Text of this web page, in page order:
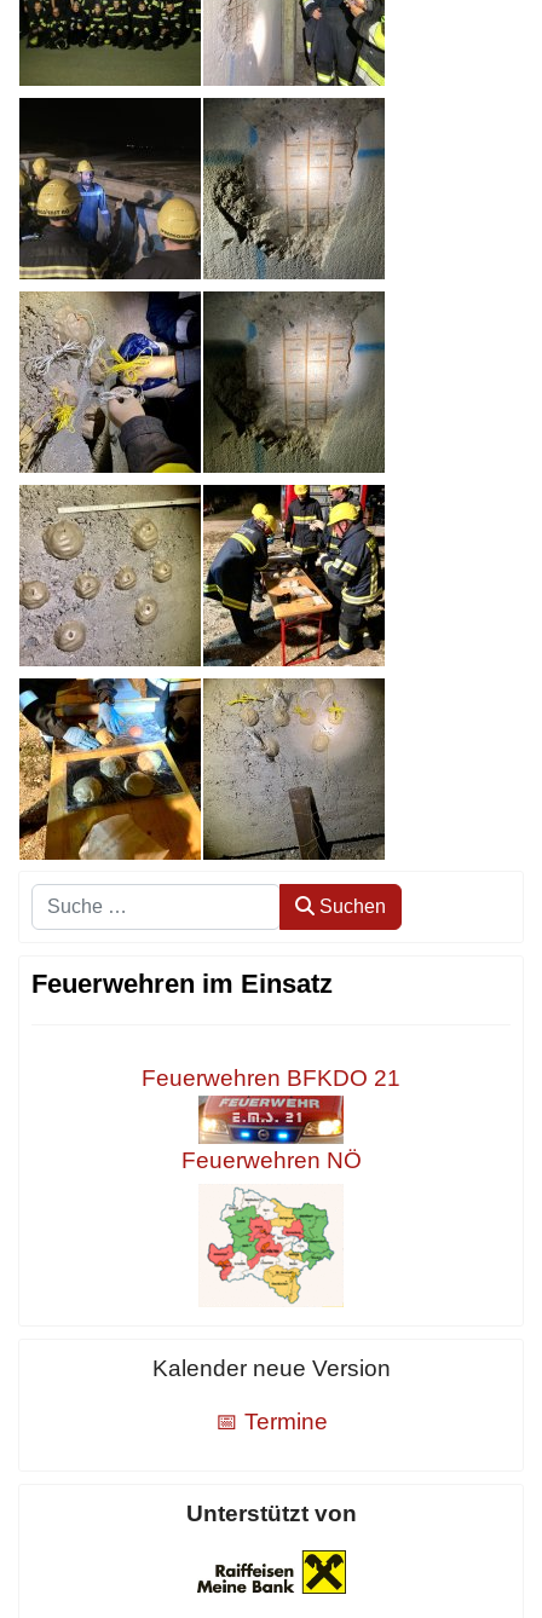
Suchen Suchen
Feuerwehren im Einsatz
Feuerwehren BFKDO 21
Feuerwehren NÖ
Kalender neue Version
📅 Termine
Unterstützt von